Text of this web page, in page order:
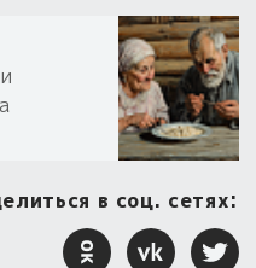
в соц. сетях: